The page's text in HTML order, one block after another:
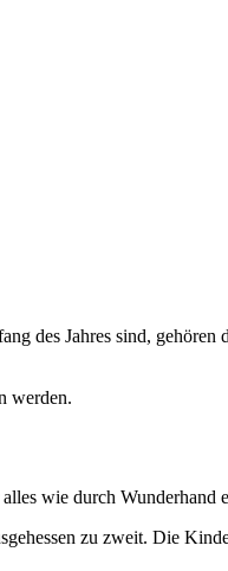
des Jahres sind,
werden.
wie durch Wunderhand
zu zweit. Die